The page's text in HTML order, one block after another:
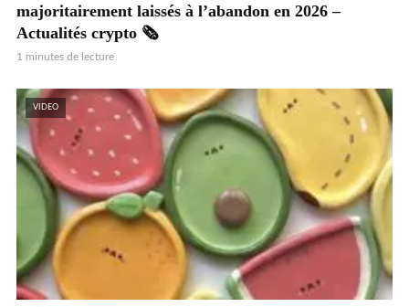
majoritairement laissés à l’abandon en 2026 –
Actualités crypto 🗞️
1 minutes de lecture
VIDEO